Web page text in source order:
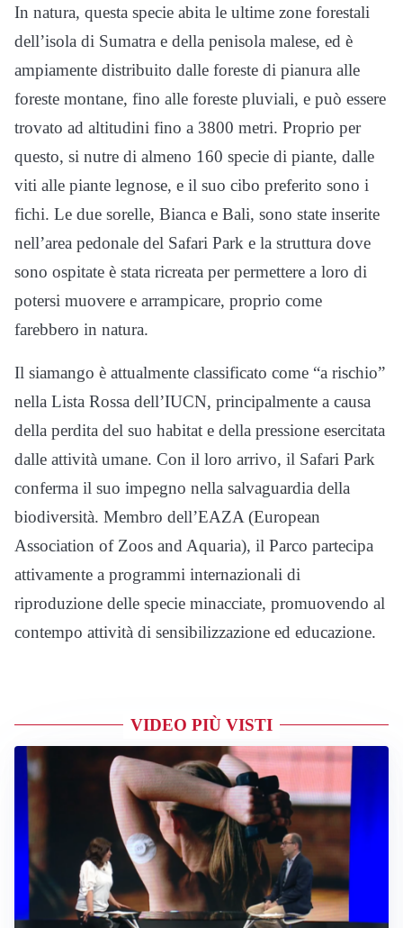
In natura, questa specie abita le ultime zone forestali
dell’isola di Sumatra e della penisola malese, ed è
ampiamente distribuito dalle foreste di pianura alle
foreste montane, fino alle foreste pluviali, e può essere
trovato ad altitudini fino a 3800 metri. Proprio per
questo, si nutre di almeno 160 specie di piante, dalle
viti alle piante legnose, e il suo cibo preferito sono i
fichi. Le due sorelle, Bianca e Bali, sono state inserite
nell’area pedonale del Safari Park e la struttura dove
sono ospitate è stata ricreata per permettere a loro di
potersi muovere e arrampicare, proprio come
farebbero in natura.
Il siamango è attualmente classificato come “a rischio”
nella Lista Rossa dell’IUCN, principalmente a causa
della perdita del suo habitat e della pressione esercitata
dalle attività umane. Con il loro arrivo, il Safari Park
conferma il suo impegno nella salvaguardia della
biodiversità. Membro dell’EAZA (European
Association of Zoos and Aquaria), il Parco partecipa
attivamente a programmi internazionali di
riproduzione delle specie minacciate, promuovendo al
contempo attività di sensibilizzazione ed educazione.
VIDEO PIÙ VISTI